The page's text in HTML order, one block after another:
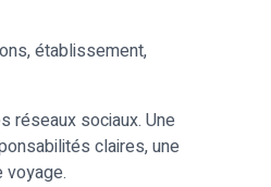
établissement,
réseaux sociaux. Une
claires, une
voyage.